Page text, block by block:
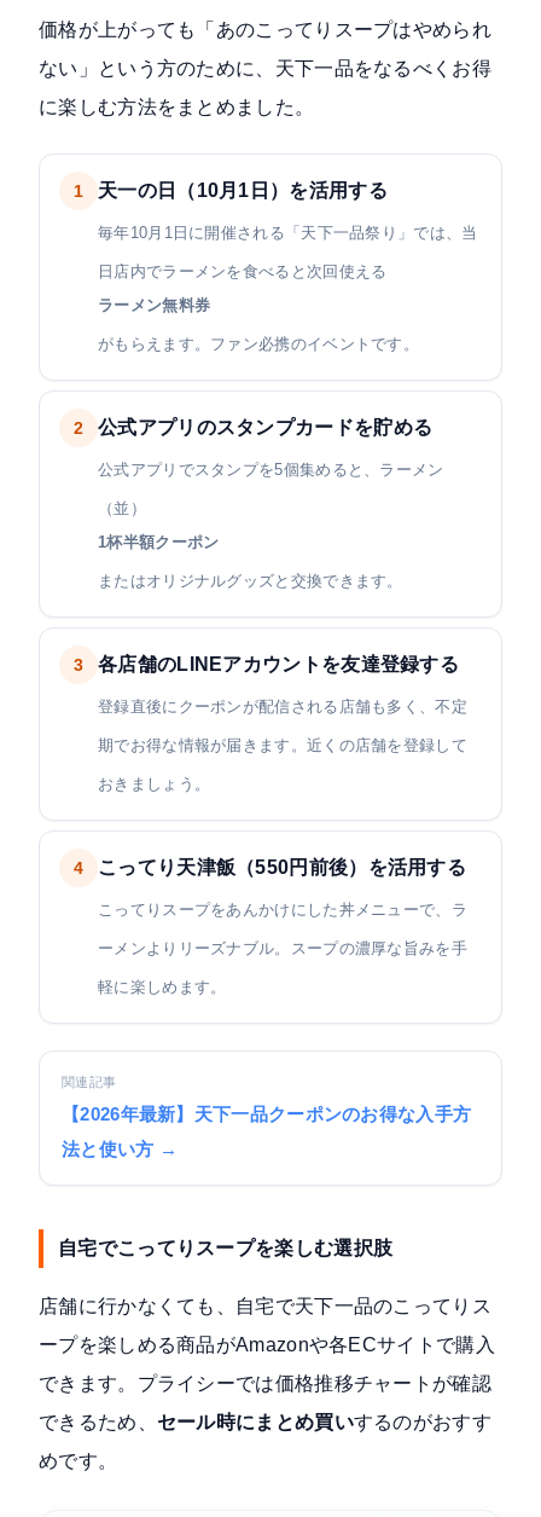
価格が上がっても「あのこってりスープはやめられ
ない」という方のために、天下一品をなるべくお得
に楽しむ方法をまとめました。
1 天一の日（10月1日）を活用する
毎年10月1日に開催される「天下一品祭り」では、当
日店内でラーメンを食べると次回使える
ラーメン無料券
がもらえます。ファン必携のイベントです。
2 公式アプリのスタンプカードを貯める
公式アプリでスタンプを5個集めると、ラーメン
（並）
1杯半額クーポン
またはオリジナルグッズと交換できます。
3 各店舗のLINEアカウントを友達登録する
登録直後にクーポンが配信される店舗も多く、不定
期でお得な情報が届きます。近くの店舗を登録して
おきましょう。
4 こってり天津飯（550円前後）を活用する
こってりスープをあんかけにした丼メニューで、ラ
ーメンよりリーズナブル。スープの濃厚な旨みを手
軽に楽しめます。
関連記事
【2026年最新】天下一品クーポンのお得な入手方
法と使い方 →
自宅でこってりスープを楽しむ選択肢
店舗に行かなくても、自宅で天下一品のこってりス
ープを楽しめる商品がAmazonや各ECサイトで購入
できます。プライシーでは価格推移チャートが確認
できるため、 セール時にまとめ買いするのがおすす
めです。